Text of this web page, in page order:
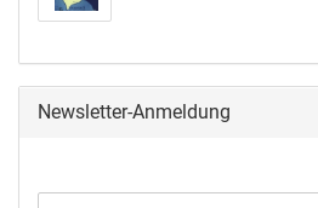
Newsletter-Anmeldung